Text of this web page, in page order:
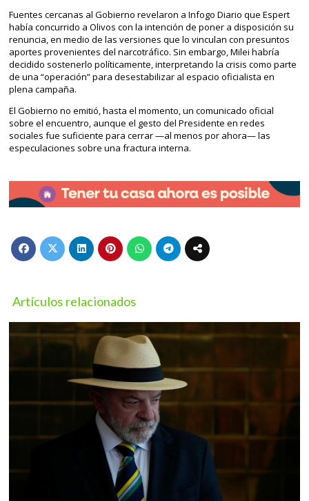
Fuentes cercanas al Gobierno revelaron a Infogo Diario que Espert
había concurrido a Olivos con la intención de poner a disposición su
renuncia, en medio de las versiones que lo vinculan con presuntos
aportes provenientes del narcotráfico. Sin embargo, Milei habría
decidido sostenerlo políticamente, interpretando la crisis como parte
de una “operación” para desestabilizar al espacio oficialista en
plena campaña.
El Gobierno no emitió, hasta el momento, un comunicado oficial
sobre el encuentro, aunque el gesto del Presidente en redes
sociales fue suficiente para cerrar —al menos por ahora— las
especulaciones sobre una fractura interna.
Artículos relacionados